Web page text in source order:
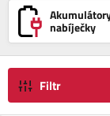
nabíječky
Filtr